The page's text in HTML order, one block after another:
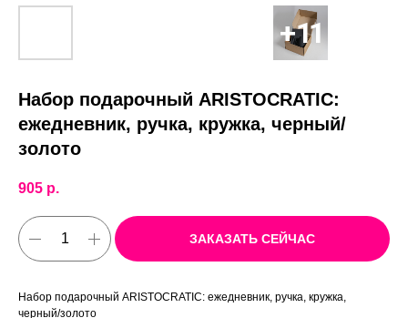
Набор подарочный ARISTOCRATIC:
ежедневник, ручка, кружка, черный/
золото
905 р.
ЗАКАЗАТЬ СЕЙЧАС
Набор подарочный ARISTOCRATIC: ежедневник, ручка, кружка,
черный/золото